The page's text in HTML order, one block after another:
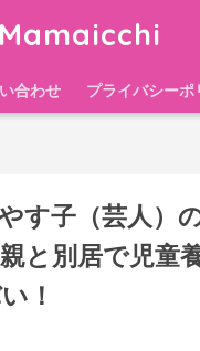
Mamaicchi
合わせ プライバシーポ
す子（芸人）
と別居で児童
！